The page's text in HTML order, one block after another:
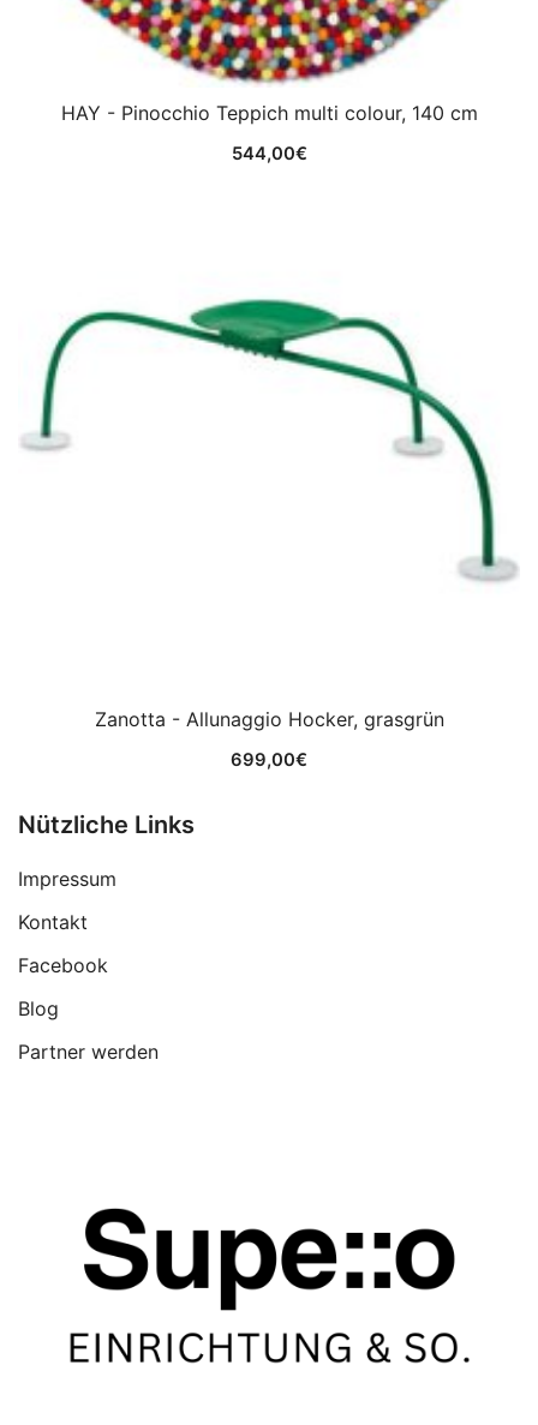
HAY - Pinocchio Teppich multi colour, 140 cm
544,00€
Zanotta - Allunaggio Hocker, grasgrün
699,00€
Nützliche Links
Impressum
Kontakt
Facebook
Blog
Partner werden